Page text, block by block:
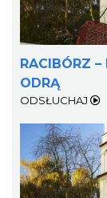
RACIBÓRZ
ODRĄ
ODSŁUCHAJ